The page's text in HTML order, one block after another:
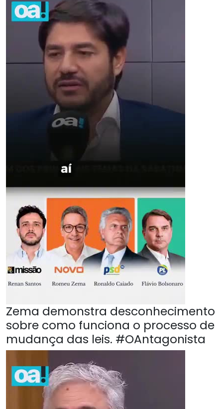
Zema demonstra desconhecimento
sobre como funciona o processo de
mudança das leis. #OAntagonista